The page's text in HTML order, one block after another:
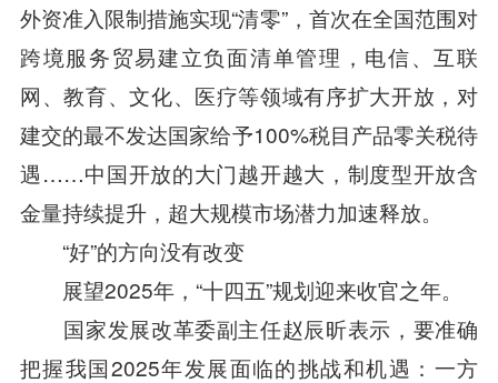
外资准入限制措施实现“清零”，首次在全国范围对
跨境服务贸易建立负面清单管理，电信、互联
网、教育、文化、医疗等领域有序扩大开放，对
建交的最不发达国家给予100%税目产品零关税待
遇……中国开放的大门越开越大，制度型开放含
金量持续提升，超大规模市场潜力加速释放。
“好”的方向没有改变
展望2025年，“十四五”规划迎来收官之年。
国家发展改革委副主任赵辰昕表示，要准确
把握我国2025年发展面临的挑战和机遇：一方